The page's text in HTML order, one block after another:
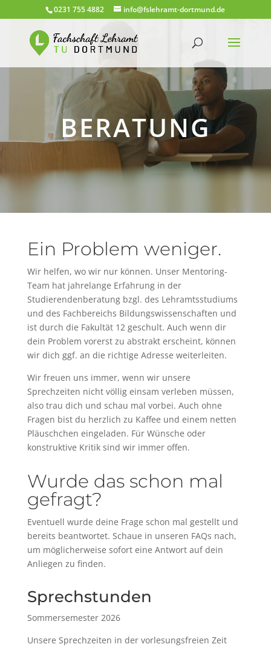
0231 755 4882 info@fslehramt-dortmund.de
BERATUNG
Ein Problem weniger.
Wir helfen, wo wir nur können. Unser Mentoring-
Team hat jahrelange Erfahrung in der
Studierendenberatung bzgl. des Lehramtsstudiums
und des Fachbereichs Bildungswissenschaften und
ist durch die Fakultät 12 geschult. Auch wenn dir
dein Problem vorerst zu abstrakt erscheint, können
wir dich ggf. an die richtige Adresse weiterleiten.
Wir freuen uns immer, wenn wir unsere
Sprechzeiten nicht völlig einsam verleben müssen,
also trau dich und schau mal vorbei. Auch ohne
Fragen bist du herzlich zu Kaffee und einem netten
Pläuschchen eingeladen. Für Wünsche oder
konstruktive Kritik sind wir immer offen.
Wurde das schon mal
gefragt?
Eventuell wurde deine Frage schon mal gestellt und
bereits beantwortet. Schaue in unseren FAQs nach,
um möglicherweise sofort eine Antwort auf dein
Anliegen zu finden.
Sprechstunden
Sommersemester 2026
Unsere Sprechzeiten in der vorlesungsfreien Zeit